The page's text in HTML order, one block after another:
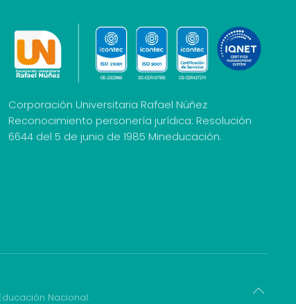
Corporación Universitaria Rafael Núñez
Reconocimiento personería jurídica: Resolución
6644 del 5 de junio de 1985 Mineducación.
Nacional.